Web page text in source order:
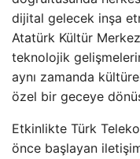
dijital gelecek inşa
Atatürk Kültür
teknolojik
aynı zamanda
özel bir geceye
Etkinlikte Türk
önce başlayan